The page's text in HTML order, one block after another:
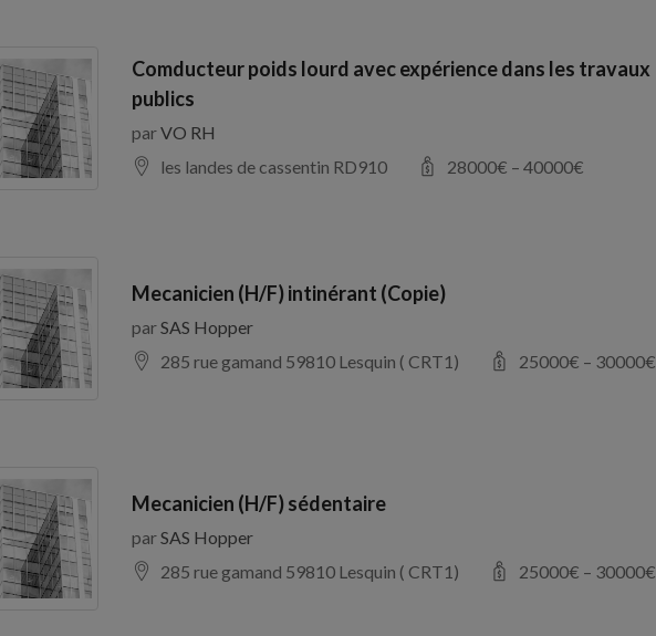
Comducteur poids lourd avec expérience dans les travaux
publics
parVO RH
les landes de cassentin RD910
28000€ – 40000€
Mecanicien (H/F) intinérant (Copie)
parSAS Hopper
285 rue gamand 59810 Lesquin ( CRT1)
25000€ – 30000€
Mecanicien (H/F) sédentaire
parSAS Hopper
285 rue gamand 59810 Lesquin ( CRT1)
25000€ – 30000€